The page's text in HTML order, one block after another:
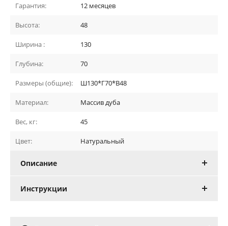
Гарантия: 12 месяцев
Высота: 48
Ширина : 130
Глубина: 70
Размеры (общие): Ш130*Г70*В48
Материал: Массив дуба
Вес, кг: 45
Цвет: Натуральный
Описание
Инструкции